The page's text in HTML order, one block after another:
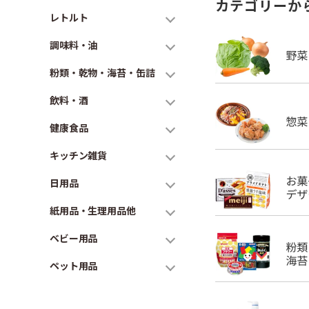
レトルト
調味料・油
粉類・乾物・海苔・缶詰
飲料・酒
健康食品
キッチン雑貨
日用品
紙用品・生理用品他
ベビー用品
ペット用品
カテゴリーか